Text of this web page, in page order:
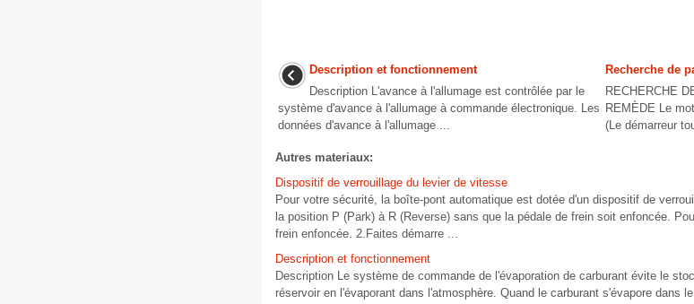
Description et fonctionnement
Description L'avance à l'allumage est contrôlée par le
système d'avance à l'allumage à commande électronique. Les
données d'avance à l'allumage ...
Recherche de
RECHERCHE
REMÈDE Le
(Le démarreur
Autres materiaux:
Dispositif de verrouillage du levier de vitesse
Pour votre sécurité, la boîte-pont automatique est dotée d'un dispositif de
la position P (Park) à R (Reverse) sans que la pédale de frein soit enfoncée.
frein enfoncée. 2.Faites démarre ...
Description et fonctionnement
Description Le système de commande de l'évaporation de carburant évite le
réservoir en l'évaporant dans l'atmosphère. Quand le carburant s'évapore dans